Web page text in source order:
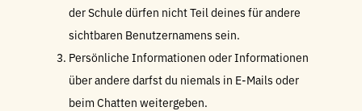
der Schule dürfen nicht Teil deines für andere
sichtbaren Benutzernamens sein.
Persönliche Informationen oder Informationen
über andere darfst du niemals in E-Mails oder
beim Chatten weitergeben.